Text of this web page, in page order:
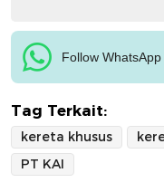
Follow
Tag Terkait:
kereta khusus
PT KAI